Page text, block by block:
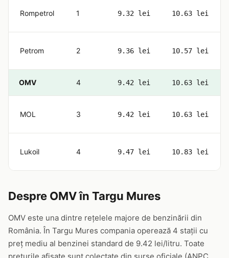
Rompetrol 1 9.32 lei 10.63 lei
Petrom 2 9.36 lei 10.57 lei
OMV 4 9.42 lei 10.63 lei
MOL 3 9.42 lei 10.63 lei
Lukoil 4 9.47 lei 10.83 lei
Despre OMV în Targu Mures
OMV este una dintre rețelele majore de benzinării din
România. În Targu Mures compania operează 4 stații cu
preț mediu al benzinei standard de 9.42 lei/litru. Toate